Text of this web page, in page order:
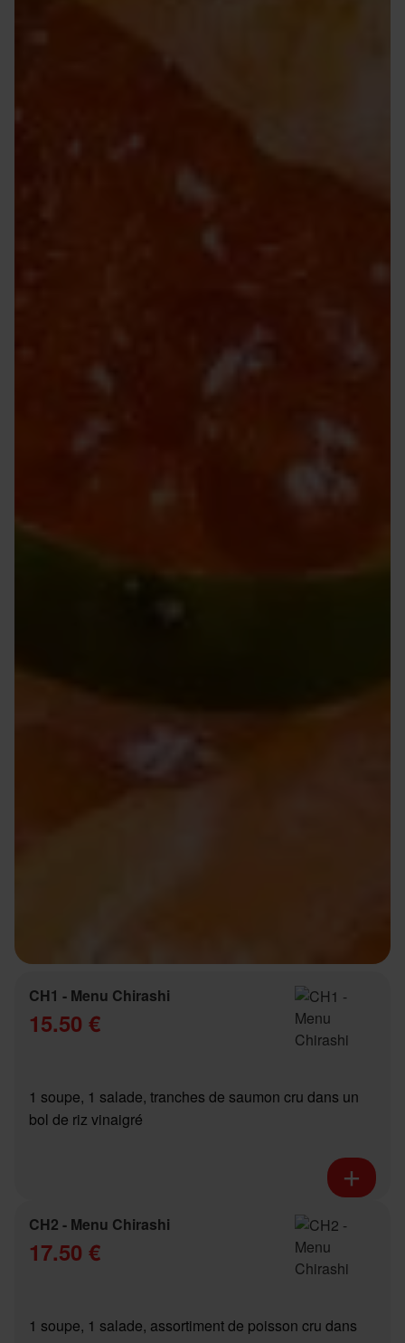
CH1 - Menu Chirashi
15.50 €
1 soupe, 1 salade, tranches de saumon cru dans un
bol de riz vinaigré
CH2 - Menu Chirashi
17.50 €
1 soupe, 1 salade, assortiment de poisson cru dans